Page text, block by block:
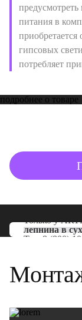
питания в
гипсовых
потребляет
подробнее о товаре
Только у
лепнина в
Тел: 8 (800)